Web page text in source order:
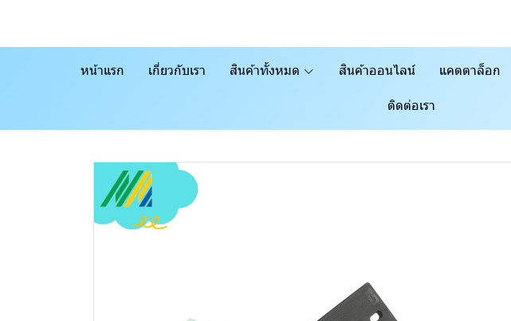
หน้าแรก เกี่ยวกับเรา สินค้าทั้งหมด สินค้าออนไลน์ แคตตาล็อก
ติดต่อเรา